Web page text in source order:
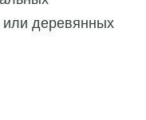
или деревянных